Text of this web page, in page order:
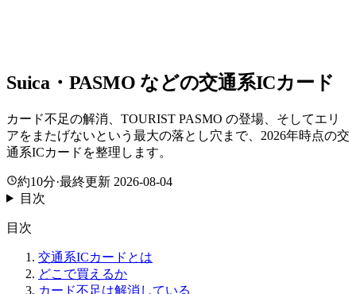
Suica・PASMO などの交通系ICカード
カード不足の解消、TOURIST PASMO の登場、そしてエリ
アをまたげないという最大の落とし穴まで、2026年時点の交
通系ICカードを整理します。
約10分·最終更新 2026-08-04
目次
目次
交通系ICカードとは
どこで買えるか
カード不足は解消している